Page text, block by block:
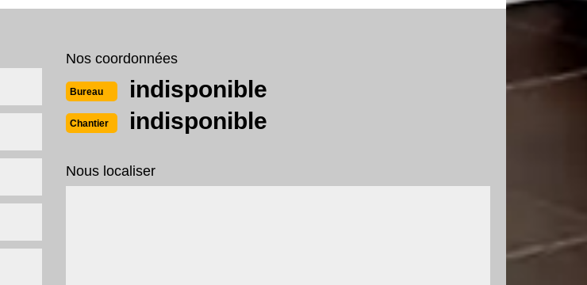
Nos coordonnées
Bureau indisponible
Chantier indisponible
Nous localiser